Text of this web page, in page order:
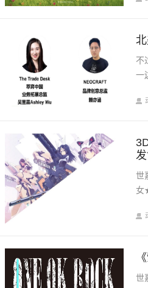
不
一
发
世
女
世